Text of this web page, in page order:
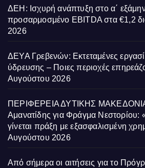
ΔΕΗ: Ισχυρή ανάπτυξη στο α΄
προσαρμοσμένο EBITDA στα €1,2
2026
ΔΕΥΑ Γρεβενών: Εκτεταμένες
ύδρευσης – Ποιες περιοχές
Αυγούστου 2026
ΠΕΡΙΦΕΡΕΙΑ ΔΥΤΙΚΗΣ
Αμανατίδης για Φράγμα Νεστορίου:
γίνεται πράξη με εξασφαλισμένη
Αυγούστου 2026
Από σήμερα οι αιτήσεις για το